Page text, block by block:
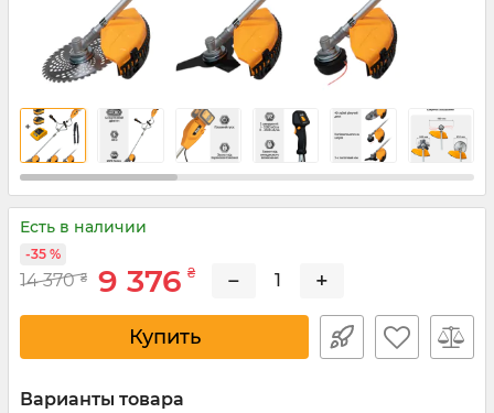
Есть в наличии
Варианты товара
14 370 ₴ 9 376 ₴
-35 %
− +
Купить